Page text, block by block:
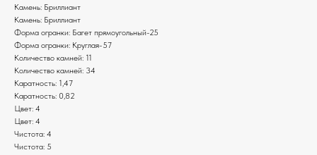
Камень: Бриллиант
Камень: Бриллиант
Форма огранки: Багет прямоугольный-25
Форма огранки: Круглая-57
Количество камней: 11
Количество камней: 34
Каратность: 1,47
Каратность: 0,82
Цвет: 4
Цвет: 4
Чистота: 4
Чистота: 5